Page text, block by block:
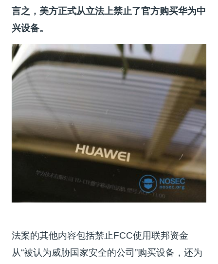
言之，美方正式从立法上禁止了官方购买华为中
兴设备。
法案的其他内容包括禁止FCC使用联邦资金
从“被认为威胁国家安全的公司”购买设备，还为